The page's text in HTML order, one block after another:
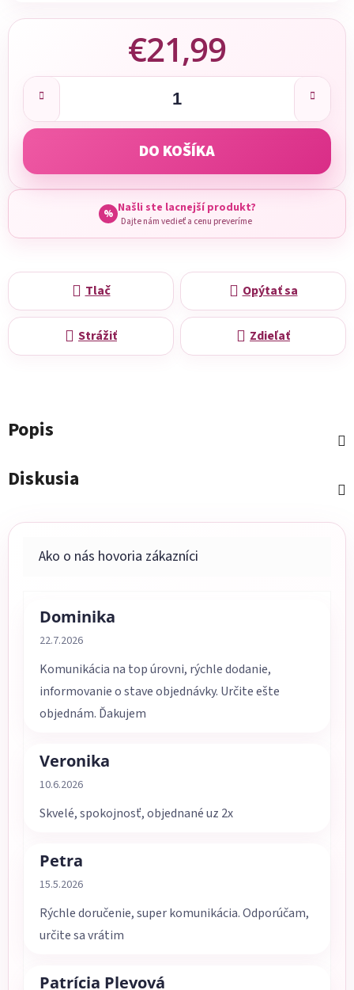
€21,99
Jednotková cena:
DO KOŠÍKA
% Našli ste lacnejší produkt?
Dajte nám vedieť a cenu preveríme
Tlač Opýtať sa
Strážiť Zdieľať
Popis
Diskusia
Dominika
Hodnotenie obchodu je 5 z 5 hviezdičiek.
22.7.2026
Komunikácia na top úrovni, rýchle dodanie,
informovanie o stave objednávky. Určite ešte
objednám. Ďakujem
Veronika
Hodnotenie obchodu je 5 z 5 hviezdičiek.
10.6.2026
Skvelé, spokojnosť, objednané uz 2x
Petra
Hodnotenie obchodu je 5 z 5 hviezdičiek.
15.5.2026
Rýchle doručenie, super komunikácia. Odporúčam,
určite sa vrátim
Patrícia Plevová